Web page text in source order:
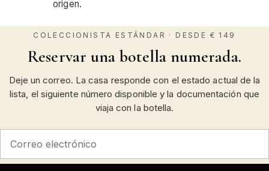
origen.
COLECCIONISTA ESTÁNDAR · DESDE € 149
Reservar una botella numerada.
Deje un correo. La casa responde con el estado actual de la
lista, el siguiente número disponible y la documentación que
viaja con la botella.